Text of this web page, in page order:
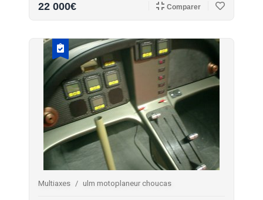
22 000€ Comparer
Multiaxes ulm motoplaneur choucas